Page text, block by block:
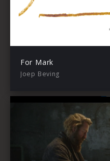
For Mark
Joep Beving